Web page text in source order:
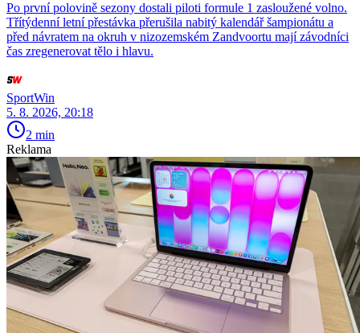
Po první polovině sezony dostali piloti formule 1 zasloužené volno.
Třítýdenní letní přestávka přerušila nabitý kalendář šampionátu a
před návratem na okruh v nizozemském Zandvoortu mají závodníci
čas zregenerovat tělo i hlavu.
SportWin
5. 8. 2026, 20:18
2 min
Reklama